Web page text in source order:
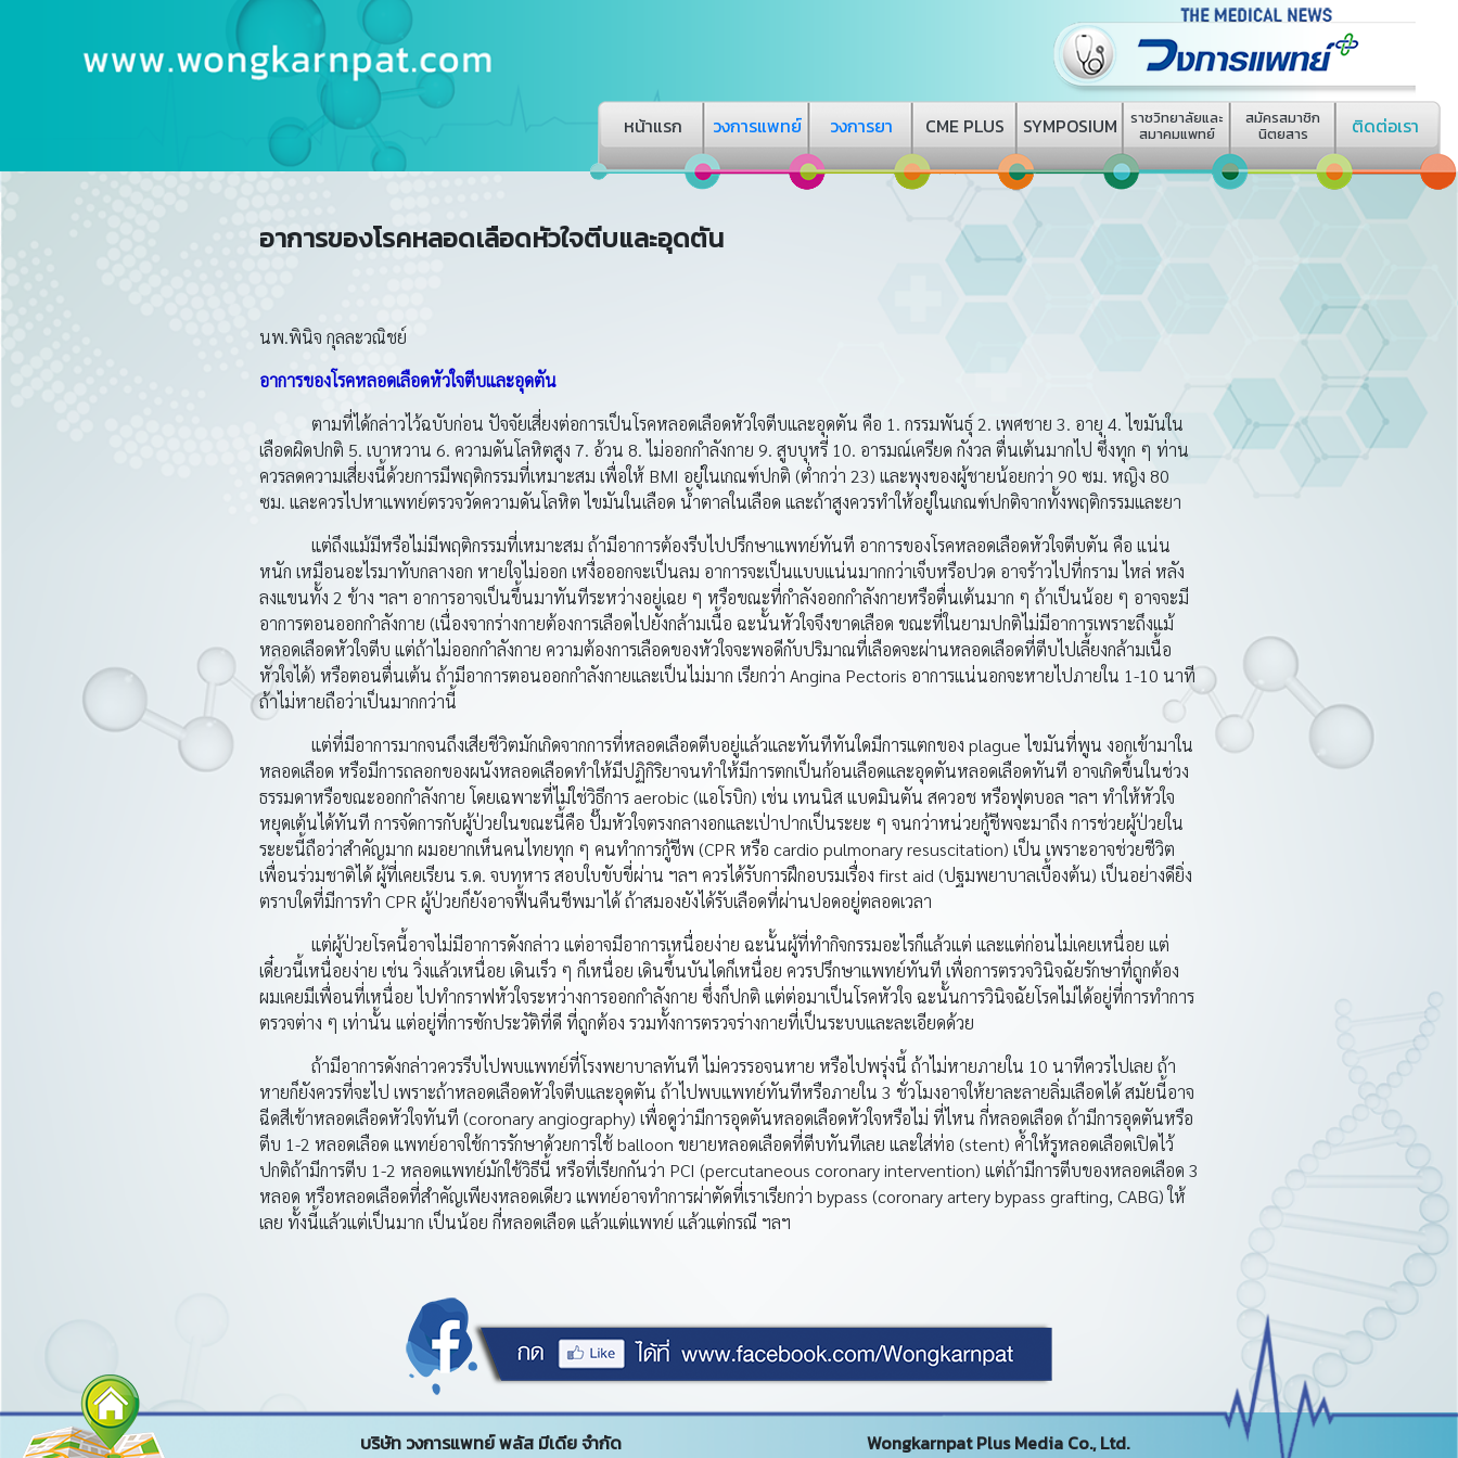
หน้าแรก วงการแพทย์ วงการยา CME PLUS SYMPOSIUM ราชวิทยาลัยและ
สมาคมแพทย์
สมัครสมาชิก
นิตยสาร ติดต่อเรา
อาการของโรคหลอดเลือดหัวใจตีบและอุดตัน
นพ.พินิจ กุลละวณิชย์
อาการของโรคหลอดเลือดหัวใจตีบและอุดตัน
ตามที่ได้กล่าวไว้ฉบับก่อน ปัจจัยเสี่ยงต่อการเป็นโรคหลอดเลือดหัวใจตีบและอุดตัน คือ 1. กรรมพันธุ์ 2. เพศชาย 3. อายุ 4. ไขมันใน
เลือดผิดปกติ 5. เบาหวาน 6. ความดันโลหิตสูง 7. อ้วน 8. ไม่ออกกำลังกาย 9. สูบบุหรี่ 10. อารมณ์เครียด กังวล ตื่นเต้นมากไป ซึ่งทุก ๆ ท่าน
ควรลดความเสี่ยงนี้ด้วยการมีพฤติกรรมที่เหมาะสม เพื่อให้ BMI อยู่ในเกณฑ์ปกติ (ต่ำกว่า 23) และพุงของผู้ชายน้อยกว่า 90 ซม. หญิง 80
ซม. และควรไปหาแพทย์ตรวจวัดความดันโลหิต ไขมันในเลือด น้ำตาลในเลือด และถ้าสูงควรทำให้อยู่ในเกณฑ์ปกติจากทั้งพฤติกรรมและยา
แต่ถึงแม้มีหรือไม่มีพฤติกรรมที่เหมาะสม ถ้ามีอาการต้องรีบไปปรึกษาแพทย์ทันที อาการของโรคหลอดเลือดหัวใจตีบตัน คือ แน่น
หนัก เหมือนอะไรมาทับกลางอก หายใจไม่ออก เหงื่อออกจะเป็นลม อาการจะเป็นแบบแน่นมากกว่าเจ็บหรือปวด อาจร้าวไปที่กราม ไหล่ หลัง
ลงแขนทั้ง 2 ข้าง ฯลฯ อาการอาจเป็นขึ้นมาทันทีระหว่างอยู่เฉย ๆ หรือขณะที่กำลังออกกำลังกายหรือตื่นเต้นมาก ๆ ถ้าเป็นน้อย ๆ อาจจะมี
อาการตอนออกกำลังกาย (เนื่องจากร่างกายต้องการเลือดไปยังกล้ามเนื้อ ฉะนั้นหัวใจจึงขาดเลือด ขณะที่ในยามปกติไม่มีอาการเพราะถึงแม้
หลอดเลือดหัวใจตีบ แต่ถ้าไม่ออกกำลังกาย ความต้องการเลือดของหัวใจจะพอดีกับปริมาณที่เลือดจะผ่านหลอดเลือดที่ตีบไปเลี้ยงกล้ามเนื้อ
หัวใจได้) หรือตอนตื่นเต้น ถ้ามีอาการตอนออกกำลังกายและเป็นไม่มาก เรียกว่า Angina Pectoris อาการแน่นอกจะหายไปภายใน 1-10 นาที
ถ้าไม่หายถือว่าเป็นมากกว่านี้
แต่ที่มีอาการมากจนถึงเสียชีวิตมักเกิดจากการที่หลอดเลือดตีบอยู่แล้วและทันทีทันใดมีการแตกของ plague ไขมันที่พูน งอกเข้ามาใน
หลอดเลือด หรือมีการถลอกของผนังหลอดเลือดทำให้มีปฏิกิริยาจนทำให้มีการตกเป็นก้อนเลือดและอุดตันหลอดเลือดทันที อาจเกิดขึ้นในช่วง
ธรรมดาหรือขณะออกกำลังกาย โดยเฉพาะที่ไม่ใช่วิธีการ aerobic (แอโรบิก) เช่น เทนนิส แบดมินตัน สควอช หรือฟุตบอล ฯลฯ ทำให้หัวใจ
หยุดเต้นได้ทันที การจัดการกับผู้ป่วยในขณะนี้คือ ปั๊มหัวใจตรงกลางอกและเป่าปากเป็นระยะ ๆ จนกว่าหน่วยกู้ชีพจะมาถึง การช่วยผู้ป่วยใน
ระยะนี้ถือว่าสำคัญมาก ผมอยากเห็นคนไทยทุก ๆ คนทำการกู้ชีพ (CPR หรือ cardio pulmonary resuscitation) เป็น เพราะอาจช่วยชีวิต
เพื่อนร่วมชาติได้ ผู้ที่เคยเรียน ร.ด. จบทหาร สอบใบขับขี่ผ่าน ฯลฯ ควรได้รับการฝึกอบรมเรื่อง first aid (ปฐมพยาบาลเบื้องต้น) เป็นอย่างดียิ่ง
ตราบใดที่มีการทำ CPR ผู้ป่วยก็ยังอาจฟื้นคืนชีพมาได้ ถ้าสมองยังได้รับเลือดที่ผ่านปอดอยู่ตลอดเวลา
แต่ผู้ป่วยโรคนี้อาจไม่มีอาการดังกล่าว แต่อาจมีอาการเหนื่อยง่าย ฉะนั้นผู้ที่ทำกิจกรรมอะไรก็แล้วแต่ และแต่ก่อนไม่เคยเหนื่อย แต่
เดี๋ยวนี้เหนื่อยง่าย เช่น วิ่งแล้วเหนื่อย เดินเร็ว ๆ ก็เหนื่อย เดินขึ้นบันไดก็เหนื่อย ควรปรึกษาแพทย์ทันที เพื่อการตรวจวินิจฉัยรักษาที่ถูกต้อง
ผมเคยมีเพื่อนที่เหนื่อย ไปทำกราฟหัวใจระหว่างการออกกำลังกาย ซึ่งก็ปกติ แต่ต่อมาเป็นโรคหัวใจ ฉะนั้นการวินิจฉัยโรคไม่ได้อยู่ที่การทำการ
ตรวจต่าง ๆ เท่านั้น แต่อยู่ที่การซักประวัติที่ดี ที่ถูกต้อง รวมทั้งการตรวจร่างกายที่เป็นระบบและละเอียดด้วย
ถ้ามีอาการดังกล่าวควรรีบไปพบแพทย์ที่โรงพยาบาลทันที ไม่ควรรอจนหาย หรือไปพรุ่งนี้ ถ้าไม่หายภายใน 10 นาทีควรไปเลย ถ้า
หายก็ยังควรที่จะไป เพราะถ้าหลอดเลือดหัวใจตีบและอุดตัน ถ้าไปพบแพทย์ทันทีหรือภายใน 3 ชั่วโมงอาจให้ยาละลายลิ่มเลือดได้ สมัยนี้อาจ
ฉีดสีเข้าหลอดเลือดหัวใจทันที (coronary angiography) เพื่อดูว่ามีการอุดตันหลอดเลือดหัวใจหรือไม่ ที่ไหน กี่หลอดเลือด ถ้ามีการอุดตันหรือ
ตีบ 1-2 หลอดเลือด แพทย์อาจใช้การรักษาด้วยการใช้ balloon ขยายหลอดเลือดที่ตีบทันทีเลย และใส่ท่อ (stent) ค้ำให้รูหลอดเลือดเปิดไว้
ปกติถ้ามีการตีบ 1-2 หลอดแพทย์มักใช้วิธีนี้ หรือที่เรียกกันว่า PCI (percutaneous coronary intervention) แต่ถ้ามีการตีบของหลอดเลือด 3
หลอด หรือหลอดเลือดที่สำคัญเพียงหลอดเดียว แพทย์อาจทำการผ่าตัดที่เราเรียกว่า bypass (coronary artery bypass grafting, CABG) ให้
เลย ทั้งนี้แล้วแต่เป็นมาก เป็นน้อย กี่หลอดเลือด แล้วแต่แพทย์ แล้วแต่กรณี ฯลฯ
บริษัท วงการแพทย์ พลัส มีเดีย จำกัด Wongkarnpat Plus Media Co., Ltd.